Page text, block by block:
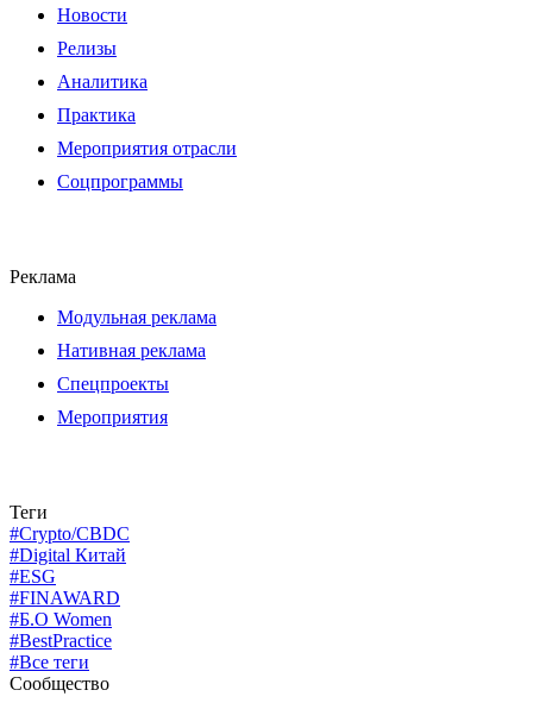
Новости
Релизы
Аналитика
Практика
Мероприятия отрасли
Соцпрограммы
Реклама
Модульная реклама
Нативная реклама
Спецпроекты
Мероприятия
Теги
#Crypto/CBDC
#Digital Китай
#ESG
#FINAWARD
#Б.О Women
#BestPractice
#Все теги
Сообщество